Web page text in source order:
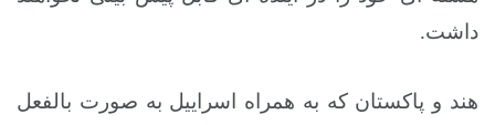
داشت.
هند و پاکستان که به همراه اسراییل به صورت بالفعل